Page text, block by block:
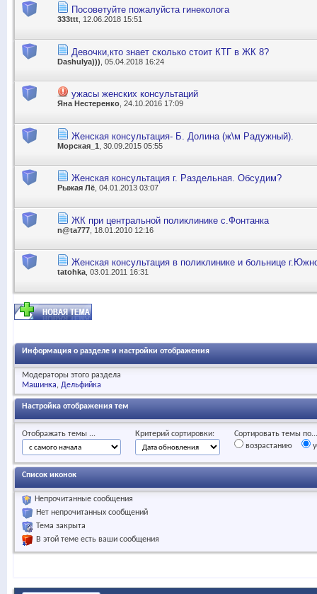
Посоветуйте пожалуйста гинеколога
333ttt , 12.06.2018 15:51
Девочки,кто знает сколько стоит КТГ в ЖК 8?
Dashulya))) , 05.04.2018 16:24
ужасы женских консультаций
Яна Нестеренко , 24.10.2016 17:09
Женская консультация- Б. Долина (ж\м Радужный).
Морская_1 , 30.09.2015 05:55
Женская консультация г. Раздельная. Обсудим?
Рыжая Лё , 04.01.2013 03:07
ЖК при центральной поликлинике с.Фонтанка
n@ta777 , 18.01.2010 12:16
Женская консультация в поликлинике и больнице
tatohka , 03.01.2011 16:31
Информация о разделе и настройки отображения
Модераторы этого раздела
Машинка Дельфийка
Настройка отображения тем
Отображать темы ... Критерий сортировки:
Сортировать темы по...
возрастанию
Список иконок
Непрочитанные сообщения
Нет непрочитанных сообщений
Тема закрыта
В этой теме есть ваши сообщения